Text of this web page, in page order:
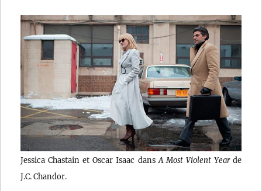
Jessica Chastain et Oscar Isaac dans A Most Violent Yearde
J.C. Chandor.